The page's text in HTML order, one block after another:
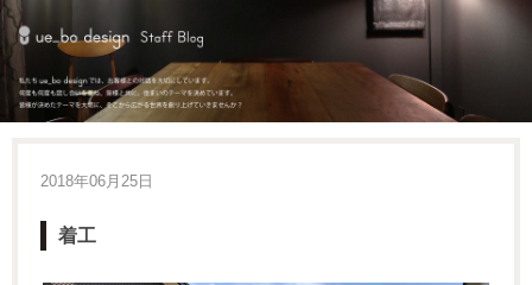
2018年06月25日
着工